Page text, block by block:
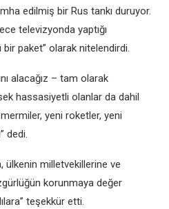
edilmiş bir Rus tankı duruyor.
televizyonda yaptığı
paket” olarak nitelendirdi.
alacağız – tam olarak
hassasiyetli olanlar da dahil
yeni roketler, yeni
dedi.
ülkenin milletvekillerine ve
korunmaya değer
teşekkür etti.